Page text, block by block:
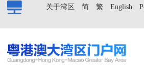
English
繁
简
关于湾区